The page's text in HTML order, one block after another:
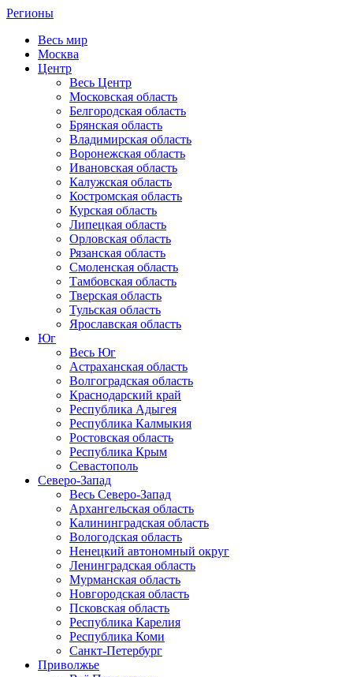
Регионы
Весь мир
Москва
Центр
Весь Центр
Московская область
Белгородская область
Брянская область
Владимирская область
Воронежская область
Ивановская область
Калужская область
Костромская область
Курская область
Липецкая область
Орловская область
Рязанская область
Смоленская область
Тамбовская область
Тверская область
Тульская область
Ярославская область
Юг
Весь Юг
Астраханская область
Волгоградская область
Краснодарский край
Республика Адыгея
Республика Калмыкия
Ростовская область
Республика Крым
Севастополь
Северо-Запад
Весь Северо-Запад
Архангельская область
Калининградская область
Вологодская область
Ненецкий автономный округ
Ленинградская область
Мурманская область
Новгородская область
Псковская область
Республика Карелия
Республика Коми
Санкт-Петербург
Приволжье